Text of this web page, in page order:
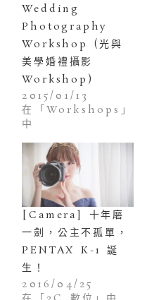
Wedding
Photography
Workshop (光與
美學婚禮攝影
Workshop)
2015/01/13
在「Workshops」
中
[Camera] 十年磨
一劍，公主不孤單，
PENTAX K-1 誕
生！
2016/04/25